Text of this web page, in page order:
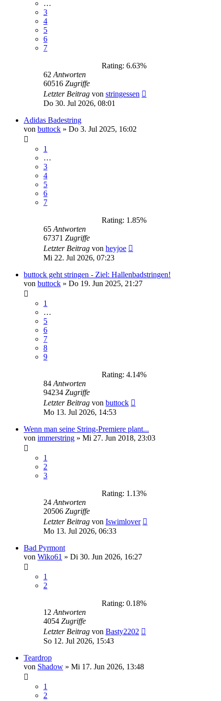
…
3
4
5
6
7
Rating: 6.63%
62 Antworten
60516 Zugriffe
Letzter Beitrag von stringessen
Do 30. Jul 2026, 08:01
Adidas Badestring
von buttock » Do 3. Jul 2025, 16:02
1
…
3
4
5
6
7
Rating: 1.85%
65 Antworten
67371 Zugriffe
Letzter Beitrag von heyjoe
Mi 22. Jul 2026, 07:23
buttock geht stringen - Ziel: Hallenbadstringen!
von buttock » Do 19. Jun 2025, 21:27
1
…
5
6
7
8
9
Rating: 4.14%
84 Antworten
94234 Zugriffe
Letzter Beitrag von buttock
Mo 13. Jul 2026, 14:53
Wenn man seine String-Premiere plant...
von immerstring » Mi 27. Jun 2018, 23:03
1
2
3
Rating: 1.13%
24 Antworten
20506 Zugriffe
Letzter Beitrag von Iswimlover
Mo 13. Jul 2026, 06:33
Bad Pyrmont
von Wiko61 » Di 30. Jun 2026, 16:27
1
2
Rating: 0.18%
12 Antworten
4054 Zugriffe
Letzter Beitrag von Basty2202
So 12. Jul 2026, 15:43
Teardrop
von Shadow » Mi 17. Jun 2026, 13:48
1
2